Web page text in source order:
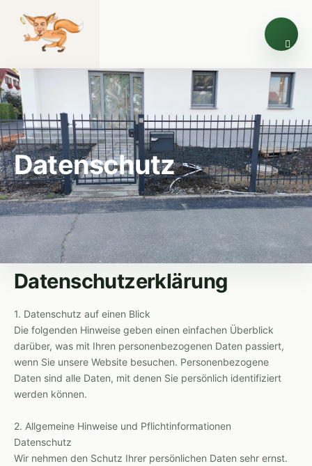
Datenschutz
Datenschutzerklärung
1. Datenschutz auf einen Blick
Die folgenden Hinweise geben einen einfachen Überblick
darüber, was mit Ihren personenbezogenen Daten passiert,
wenn Sie unsere Website besuchen. Personenbezogene
Daten sind alle Daten, mit denen Sie persönlich identifiziert
werden können.
2. Allgemeine Hinweise und Pflichtinformationen
Datenschutz
Wir nehmen den Schutz Ihrer persönlichen Daten sehr ernst.